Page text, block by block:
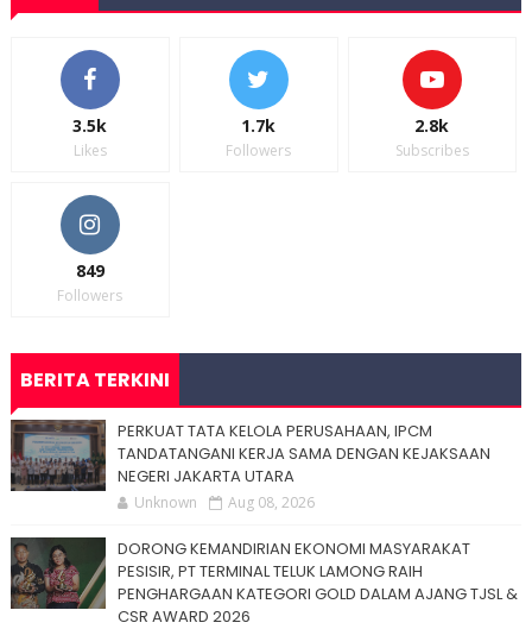
3.5k
Likes
1.7k
Followers
2.8k
Subscribes
849
Followers
BERITA TERKINI
PERKUAT TATA KELOLA PERUSAHAAN, IPCM
TANDATANGANI KERJA SAMA DENGAN KEJAKSAAN
NEGERI JAKARTA UTARA
Unknown Aug 08, 2026
DORONG KEMANDIRIAN EKONOMI MASYARAKAT
PESISIR, PT TERMINAL TELUK LAMONG RAIH
PENGHARGAAN KATEGORI GOLD DALAM AJANG TJSL &
CSR AWARD 2026